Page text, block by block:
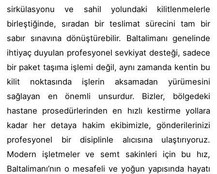
sirkülasyonu ve sahil yolundaki kilitlenmelerle
birleştiğinde, sıradan bir teslimat sürecini tam bir
sabır sınavına dönüştürebilir. Baltalimanı genelinde
ihtiyaç duyulan profesyonel sevkiyat desteği, sadece
bir paket taşıma işlemi değil, aynı zamanda kentin bu
kilit noktasında işlerin aksamadan yürümesini
sağlayan en önemli unsurdur. Bizler, bölgedeki
hastane prosedürlerinden en hızlı kestirme yollara
kadar her detaya hakim ekibimizle, gönderilerinizi
profesyonel bir disiplinle alıcısına ulaştırıyoruz.
Modern işletmeler ve semt sakinleri için bu hız,
Baltalimanı’nın o mesafeli ve yoğun yapısında hayatı